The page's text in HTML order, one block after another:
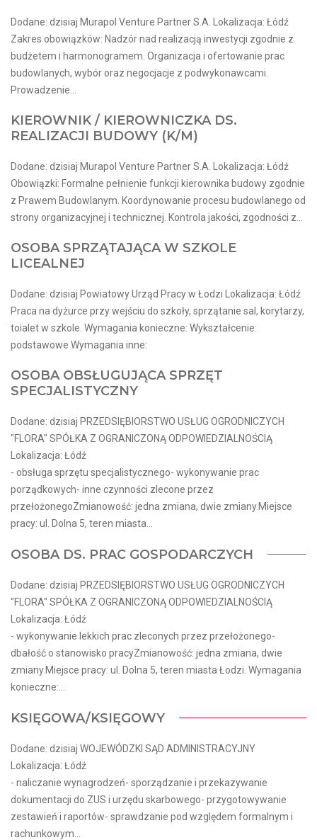
Dodane: dzisiaj Murapol Venture Partner S.A. Lokalizacja: Łódź
Zakres obowiązków: Nadzór nad realizacją inwestycji zgodnie z
budżetem i harmonogramem. Organizacja i ofertowanie prac
budowlanych, wybór oraz negocjacje z podwykonawcami.
Prowadzenie...
KIEROWNIK / KIEROWNICZKA DS.
REALIZACJI BUDOWY (K/M)
Dodane: dzisiaj Murapol Venture Partner S.A. Lokalizacja: Łódź
Obowiązki: Formalne pełnienie funkcji kierownika budowy zgodnie
z Prawem Budowlanym. Koordynowanie procesu budowlanego od
strony organizacyjnej i technicznej. Kontrola jakości, zgodności z...
OSOBA SPRZĄTAJĄCA W SZKOLE
LICEALNEJ
Dodane: dzisiaj Powiatowy Urząd Pracy w Łodzi Lokalizacja: Łódź
Praca na dyżurce przy wejściu do szkoły, sprzątanie sal, korytarzy,
toialet w szkole. Wymagania konieczne: Wykształcenie:
podstawowe Wymagania inne:
OSOBA OBSŁUGUJĄCA SPRZĘT
SPECJALISTYCZNY
Dodane: dzisiaj PRZEDSIĘBIORSTWO USŁUG OGRODNICZYCH
"FLORA" SPÓŁKA Z OGRANICZONĄ ODPOWIEDZIALNOŚCIĄ
Lokalizacja: Łódź
- obsługa sprzętu specjalistycznego- wykonywanie prac
porządkowych- inne czynności zlecone przez
przełożonegoZmianowość: jedna zmiana, dwie zmiany.Miejsce
pracy: ul. Dolna 5, teren miasta...
OSOBA DS. PRAC GOSPODARCZYCH
Dodane: dzisiaj PRZEDSIĘBIORSTWO USŁUG OGRODNICZYCH
"FLORA" SPÓŁKA Z OGRANICZONĄ ODPOWIEDZIALNOŚCIĄ
Lokalizacja: Łódź
- wykonywanie lekkich prac zleconych przez przełożonego-
dbałość o stanowisko pracyZmianowość: jedna zmiana, dwie
zmiany.Miejsce pracy: ul. Dolna 5, teren miasta Łodzi. Wymagania
konieczne:...
KSIĘGOWA/KSIĘGOWY
Dodane: dzisiaj WOJEWÓDZKI SĄD ADMINISTRACYJNY
Lokalizacja: Łódź
- naliczanie wynagrodzeń- sporządzanie i przekazywanie
dokumentacji do ZUS i urzędu skarbowego- przygotowywanie
zestawień i raportów- sprawdzanie pod względem formalnym i
rachunkowym...